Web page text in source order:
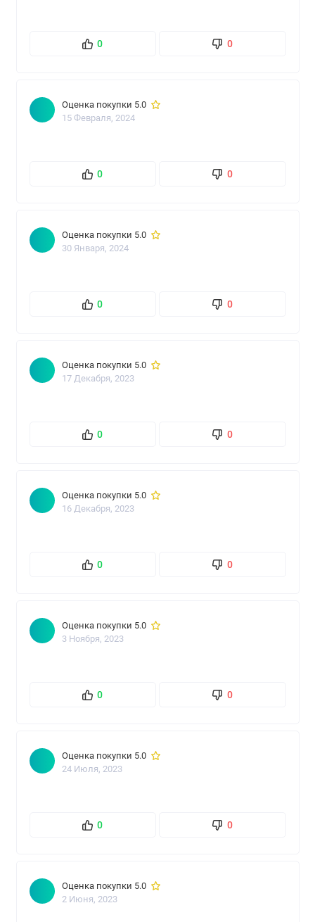
водой. При необходимости обратиться к врачу. При
0 0
Оценка покупки 5.0
15 Февраля, 2024
0 0
Оценка покупки 5.0
30 Января, 2024
0 0
Оценка покупки 5.0
17 Декабря, 2023
0 0
Оценка покупки 5.0
16 Декабря, 2023
0 0
Оценка покупки 5.0
3 Ноября, 2023
0 0
Оценка покупки 5.0
24 Июля, 2023
0 0
Оценка покупки 5.0
2 Июня, 2023